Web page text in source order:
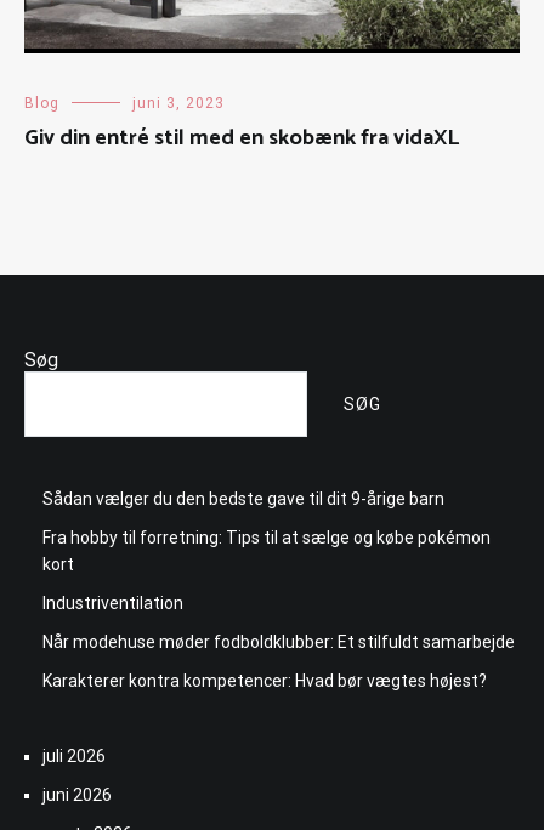
Blog juni 3, 2023
Giv din entré stil med en skobænk fra vidaXL
Søg
SØG
Sådan vælger du den bedste gave til dit 9-årige barn
Fra hobby til forretning: Tips til at sælge og købe pokémon
kort
Industriventilation
Når modehuse møder fodboldklubber: Et stilfuldt samarbejde
Karakterer kontra kompetencer: Hvad bør vægtes højest?
juli 2026
juni 2026